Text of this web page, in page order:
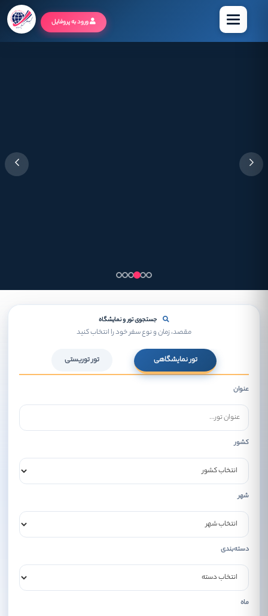
منو ورود به پروفایل
جستجوی تور و نمایشگاه
مقصد، زمان و نوع سفر خود را انتخاب کنید
تور نمایشگاهی تور توریستی
عنوان
کشور
شهر
دسته‌بندی
ماه